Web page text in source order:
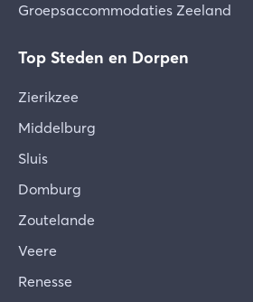
Groepsaccommodaties Zeeland
Top Steden en Dorpen
Zierikzee
Middelburg
Sluis
Domburg
Zoutelande
Veere
Renesse